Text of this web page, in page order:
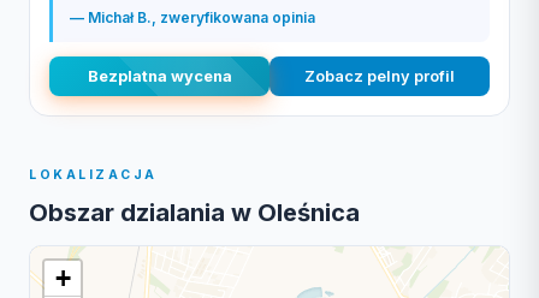
— Michał B., zweryfikowana opinia
Bezplatna wycena Zobacz pelny profil
LOKALIZACJA
Obszar dzialania w Oleśnica
+